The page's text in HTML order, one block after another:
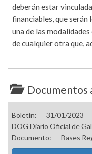
deberán estar
financiables, que serán
una de las
de cualquier otra que,
Documentos
Boletín:
31/01/2023
DOG Diario Oficial de
Documento:
Bases